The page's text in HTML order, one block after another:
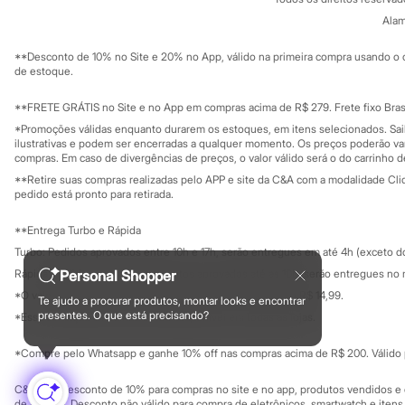
Patrulha Canina
Sonic
Stitch
Beleza
Kits
Perfumes árabes
Novidades
Cabelos
Condicionador
Escovas e Pentes
Shampoo
Tratamento
Hidratante
Protetor solar
Tratamento
Cuidados com o rosto
Hidratante
Protetor solar
Tônicos
Personal Shopper
Te ajudo a procurar produtos, montar looks e encontrar
presentes. O que está precisando?
Mapa do site
Investidores
Privacidade
Configuração de cookies
Minha privacidade
C&A Pay
Sobre o C&A
Governança
Educação
Formas de pagamento
**Desconto de 10% no Site e 20% no App, válido na primeira compra usando
de estoque.
**FRETE GRÁTIS no Site e no App em compras acima de R$ 279. Frete fixo
*Promoções válidas enquanto durarem os estoques, em itens selecionados.
ilustrativas e podem ser encerradas a qualquer momento. Os preços poderão
compras. Em caso de divergências de preços, o valor válido será o do carrinho
**Retire suas compras realizadas pelo APP e site da C&A com a modalidade
pedido está pronto para retirada.
**Entrega Turbo e Rápida
Turbo: Pedidos aprovados entre 10h e 17h, serão entregues em até 4h (exceto
Rápida: Pedidos com os pagamentos aprovados até as 10h, serão entregues
*O valor do frete para o turbo é R$ 24,99 e para a rápida é R$ 14,99.
*Essa condição ainda não estará disponível em todas as lojas.
*Compre pelo Whatsapp e ganhe 10% off nas compras acima de R$ 200.
C&A Pay: desconto de 10% para compras no site e no app, produtos vendidos